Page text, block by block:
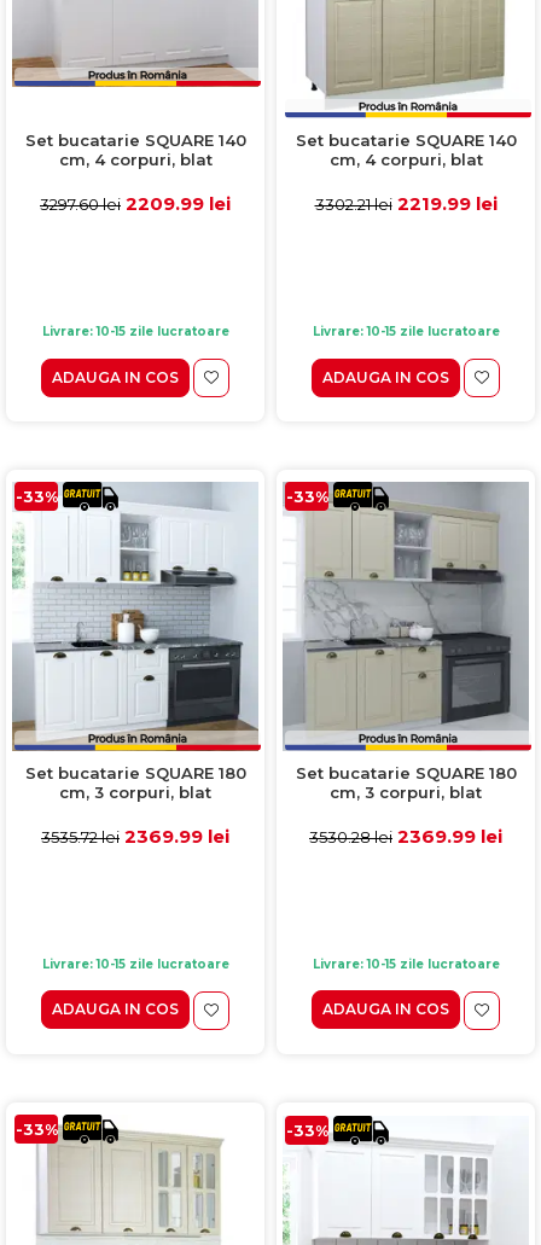
Set bucatarie SQUARE 140
cm, 4 corpuri, blat
MDF, alb rustic
3297.60 lei 2209.99 lei
Livrare: 10-15 zile lucratoare
ADAUGA IN COS
Set bucatarie SQUARE 140
cm, 4 corpuri, blat
MDF, fag rustic
3302.21 lei 2219.99 lei
Livrare: 10-15 zile lucratoare
ADAUGA IN COS
-33%
Set bucatarie SQUARE 180
cm, 3 corpuri, blat
MDF, alb rustic
3535.72 lei 2369.99 lei
Livrare: 10-15 zile lucratoare
ADAUGA IN COS
-33%
Set bucatarie SQUARE 180
cm, 3 corpuri, blat
MDF, fag
3530.28 lei 2369.99 lei
Livrare: 10-15 zile lucratoare
ADAUGA IN COS
-33% -33%